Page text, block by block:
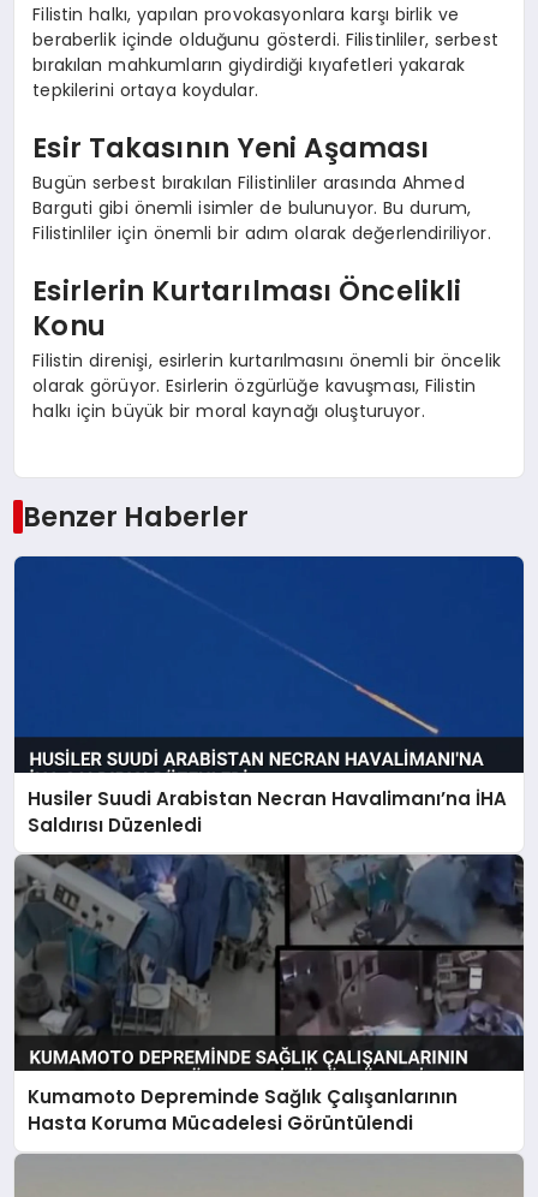
Filistin halkı, yapılan provokasyonlara karşı birlik ve
beraberlik içinde olduğunu gösterdi. Filistinliler, serbest
bırakılan mahkumların giydirdiği kıyafetleri yakarak
tepkilerini ortaya koydular.
Esir Takasının Yeni Aşaması
Bugün serbest bırakılan Filistinliler arasında Ahmed
Barguti gibi önemli isimler de bulunuyor. Bu durum,
Filistinliler için önemli bir adım olarak değerlendiriliyor.
Esirlerin Kurtarılması Öncelikli
Konu
Filistin direnişi, esirlerin kurtarılmasını önemli bir öncelik
olarak görüyor. Esirlerin özgürlüğe kavuşması, Filistin
halkı için büyük bir moral kaynağı oluşturuyor.
Benzer Haberler
Husiler Suudi Arabistan Necran Havalimanı’na İHA
Saldırısı Düzenledi
Kumamoto Depreminde Sağlık Çalışanlarının
Hasta Koruma Mücadelesi Görüntülendi